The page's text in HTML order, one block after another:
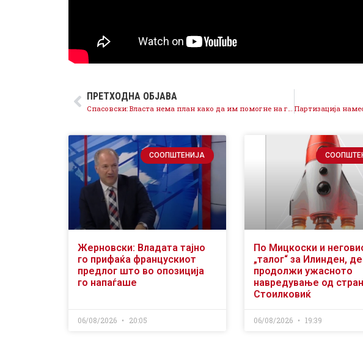
ПРЕТХОДНА ОБЈАВА
Спасовски: Власта нема план како да им помогне на граѓаните, па прави дефокус со менување на грбот
СООПШТЕНИЈА
Жерновски: Владата тајно
го прифаќа францускиот
предлог што во опозиција
го напаѓаше
06/08/2026 20:05
По Мицкоски и
„талог“ за Илинден,
продолжи ужасното
навредување од
Стоилковиќ
06/08/2026 19:39